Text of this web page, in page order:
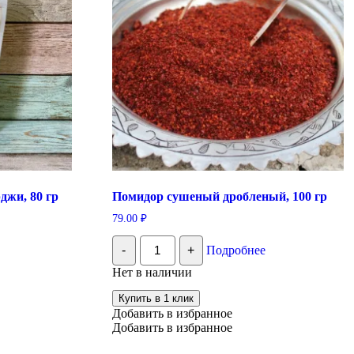
80 гр Помидор сушеный дробленый, 100 гр
79.00 ₽
-
Количество
Помидор
сушеный
дробленый,
100
гр
+
Подробнее
Нет в наличии
Купить в 1 клик
Добавить в избранное
Добавить в избранное